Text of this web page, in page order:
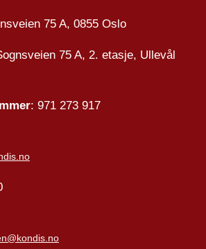
75 A, 0855 Oslo
75 A, 2. etasje, Ullevål
: 971 273 917